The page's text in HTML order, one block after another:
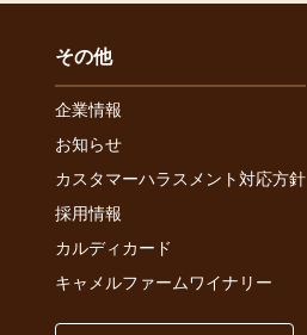
その他
企業情報
お知らせ
カスタマーハラスメント対応方針
採用情報
カルディカード
キャメルファームワイナリー